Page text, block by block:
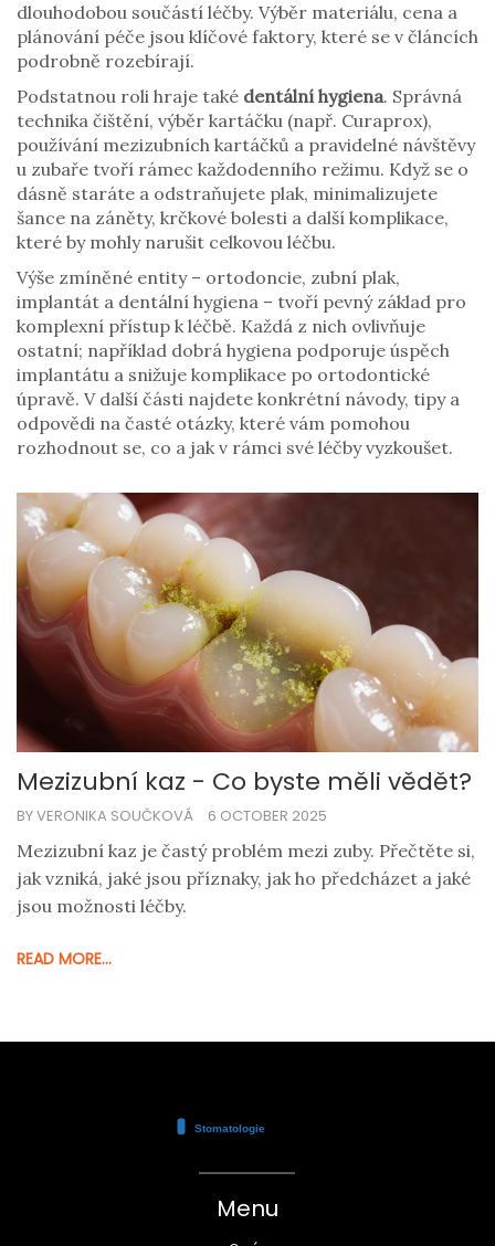
dlouhodobou součástí léčby. Výběr materiálu, cena a
plánování péče jsou klíčové faktory, které se v článcích
podrobně rozebírají.
Podstatnou roli hraje také dentální hygiena. Správná
technika čištění, výběr kartáčku (např. Curaprox),
používání mezizubních kartáčků a pravidelné návštěvy
u zubaře tvoří rámec každodenního režimu. Když se o
dásně staráte a odstraňujete plak, minimalizujete
šance na záněty, krčkové bolesti a další komplikace,
které by mohly narušit celkovou léčbu.
Výše zmíněné entity – ortodoncie, zubní plak,
implantát a dentální hygiena – tvoří pevný základ pro
komplexní přístup k léčbě. Každá z nich ovlivňuje
ostatní; například dobrá hygiena podporuje úspěch
implantátu a snižuje komplikace po ortodontické
úpravě. V další části najdete konkrétní návody, tipy a
odpovědi na časté otázky, které vám pomohou
rozhodnout se, co a jak v rámci své léčby vyzkoušet.
Mezizubní kaz - Co byste měli vědět?
BY VERONIKA SOUČKOVÁ 6 OCTOBER 2025
Mezizubní kaz je častý problém mezi zuby. Přečtěte si,
jak vzniká, jaké jsou příznaky, jak ho předcházet a jaké
jsou možnosti léčby.
READ MORE...
Menu